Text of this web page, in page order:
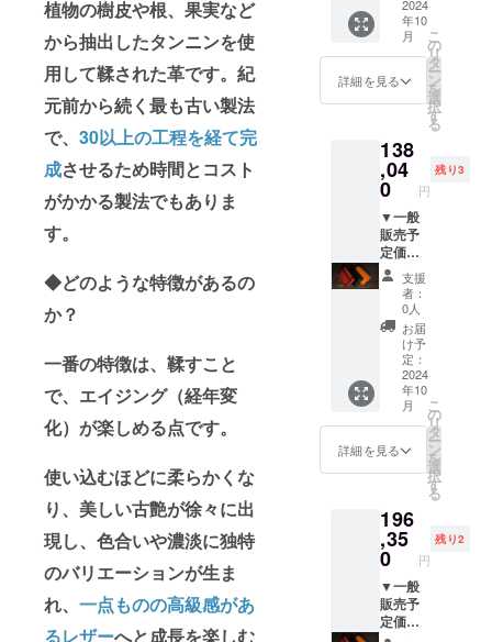
植物の樹皮や根、果実など
から抽出したタンニンを使
用して鞣された革です。紀
元前から続く最も古い製法
で、 30以上の工程を経て完
成させるため時間とコスト
がかかる製法でもありま
す。
◆どのような特徴があるの
か？
一番の特徴は、鞣すこと
で、エイジング（経年変
化）が楽しめる点です。
使い込むほどに柔らかくな
り、美しい古艶が徐々に出
現し、色合いや濃淡に独特
のバリエーションが生ま
れ、 一点ものの高級感があ
るレザーへと成長を楽しむ
給状
況、製
造工程
上の都
合等に
より出
が遅れ
る場合
があり
ます。
※適格請
求書発
行事業
者登録
番号：
なし
下がる
可能性
もござ
いま
す。 ※
デザイ
様は変
更にな
る可能
性もご
ざいま
す。ご
了承く
ださ
い。 ※
ご注文
状況、
使用部
材の供
給状
況、製
造工程
上の都
合等に
より出
荷時期
る場合
があり
ます。
※適格請
求書発
行事業
者登録
番号：
来ます
が、強
い力を
いでく
ださ
皆様の
ご支援
により
量産効
率が向
上した
場合、
正規販
売価格
が販売
予定価
格より
下がる
可能性
もござ
いま
す。 ※
ン・仕
様は変
る可能
性もご
ざいま
す。ご
了承く
ださ
い。 ※
ご注文
使い込
むほど
に表層
れ、シ
ワや傷
くなり
ます ・
二重に
検品検
査をし
ており
ますの
で、通
常使用
で何年
もご使
用頂く
事が出
来ます
が、強
い力を
いでく
ださ
ご支援
により
量産効
率が向
上した
場合、
正規販
合もあ
ります
のでご
ださい
・表層
い為、
使い初
めに革
本来の
シワや
傷が目
立ちや
すく
なって
おりま
すが、
使い込
むほど
に表層
が磨か
ワや傷
がきに
ます ・
二重に
検品検
ており
ますの
で、通
あり（3
か月）
〇 使用
方法、
使用上
加工の
ない染
料仕上
げの革
になり
ます ・
素材の
塗料の
為、色
落ちが
ある場
合もあ
ります
のでご
了承く
ださい
・表層
のキメ
めに革
の素材
本来の
シワや
傷が目
立ちや
すく
★★ <
注意事
項> ※プ
ロジェ
クト終
況に
よっ
て、お
好きな
色をお
選びい
ただき
ます。
各色
の残数
によっ
ては、
お選び
いただ
けない
色があ
る場合
がござ
報> 〇
サイズ/
重量：
W 106
㎜ × D
66㎜ ×
H 12.5
70,210
円（税
込・送
料込）
【セッ
ト内
容】
k201 ×
5個（お
好きな
色5個選
択）
★★備
考欄に
ご希望
の色を5
個分ご
記入く
ださい
★★ <
注意事
項> ※プ
ロジェ
クト終
了時点
での在
庫の状
よっ
て、お
好きな
色をお
選びい
ただき
ます。
2024
年10
月
詳細を見る
こ
の
リ
タ
ー
ン
を
選
択
す
る
138
,04
0 円
残り3
▼一般
販売予
定価格
238,000
円（税
込・送
料込）
→42%
OFF
138,040
円（税
込・送
料込）
【セッ
ト内
容】
k201 ×
10個
（お好
きな色
を10個
選択）
★★備
支援
者：
0人
お届
け予
定：
2024
年10
月
詳細を見る
こ
の
リ
タ
ー
ン
を
選
択
す
る
196
,35
0 円
残り2
▼一般
販売予
定価格